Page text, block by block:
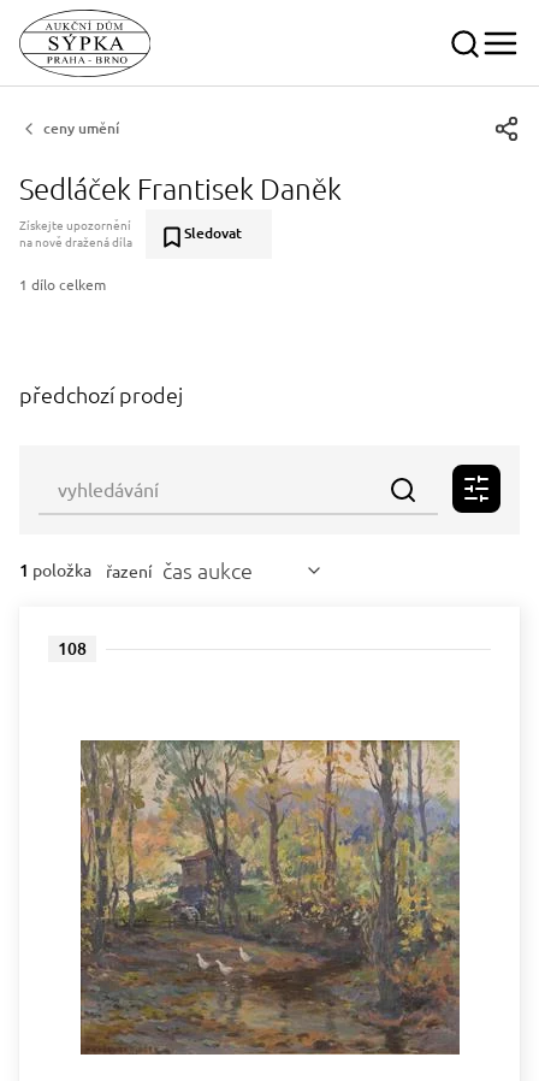
ceny umění
Sedláček Frantisek Daněk
Získejte upozornění
na nově dražená díla
Sledovat
1 dílo celkem
předchozí prodej
1 položka řazení čas aukce
108